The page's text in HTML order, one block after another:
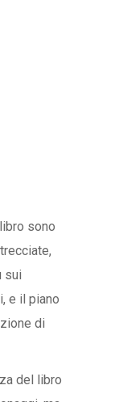
sono
sui
e il piano
di
del libro